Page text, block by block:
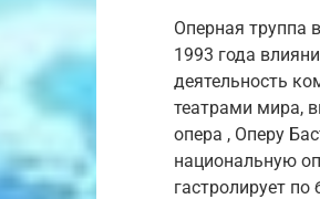
Оперная труппа
1993 года
деятельность
театрами мира,
опера , Оперу
национальную
гастролирует по